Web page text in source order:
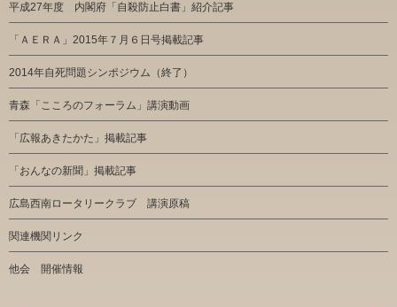
平成27年度 内閣府「自殺防止白書」紹介記事
「ＡＥＲＡ」2015年７月６日号掲載記事
2014年自死問題シンポジウム（終了）
青森「こころのフォーラム」講演動画
「広報あきたかた」掲載記事
「おんなの新聞」掲載記事
広島西南ロータリークラブ 講演原稿
関連機関リンク
他会 開催情報